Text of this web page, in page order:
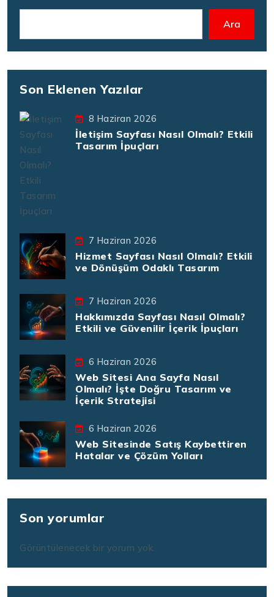
Ara
Son Eklenen Yazılar
8 Haziran 2026
İletişim Sayfası Nasıl Olmalı? Etkili
Tasarım İpuçları
7 Haziran 2026
Hizmet Sayfası Nasıl Olmalı? Etkili
ve Dönüşüm Odaklı Tasarım
7 Haziran 2026
Hakkımızda Sayfası Nasıl Olmalı?
Etkili ve Güvenilir İçerik İpuçları
6 Haziran 2026
Web Sitesi Ana Sayfa Nasıl
Olmalı? İşte Doğru Tasarım ve
İçerik Stratejisi
6 Haziran 2026
Web Sitesinde Satış Kaybettiren
Hatalar ve Çözüm Yolları
Son yorumlar
Görüntülenecek bir yorum yok.